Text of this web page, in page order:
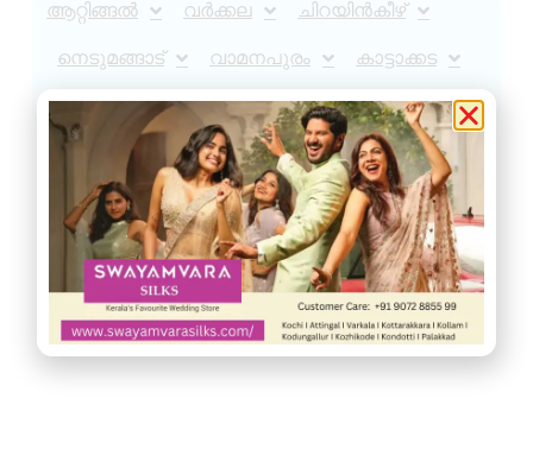
ആറ്റിങ്ങൽ വർക്കല ചിറയിൻകീഴ്
നെടുമങ്ങാട് വാമനപുരം കാട്ടാക്കട
അരുവിക്കര ചുറ്റുവട്ടം ഇൻഫോ